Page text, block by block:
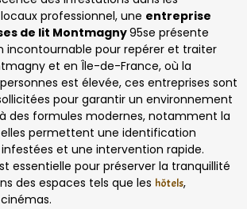
professionnel, une entreprise
de lit Montmagny95se présente
incontournable pour repérer et traiter
et en Île-de-France, où la
est élevée, ces entreprises sont
pour garantir un environnement
des formules modernes, notamment la
permettent une identification
et une intervention rapide.
essentielle pour préserver la tranquillité
des espaces tels que les hôtels,